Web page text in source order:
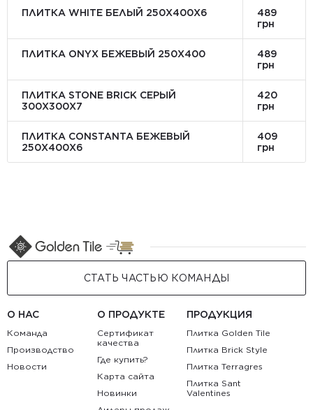
ПЛИТКА WHITE БЕЛЫЙ 250Х400Х6
489
грн
ПЛИТКА ONYX БЕЖЕВЫЙ 250X400
489
грн
ПЛИТКА STONE BRICK СЕРЫЙ
300Х300X7
420
грн
ПЛИТКА CONSTANTA БЕЖЕВЫЙ
250Х400X6
409
грн
СТАТЬ ЧАСТЬЮ КОМАНДЫ
О НАС
Команда
Производство
Новости
О ПРОДУКТЕ
Сертификат
качества
Где купить?
Карта сайта
Новинки
ПРОДУКЦИЯ
Плитка Golden Tile
Плитка Brick Style
Плитка Terragres
Плитка Sant
Valentines